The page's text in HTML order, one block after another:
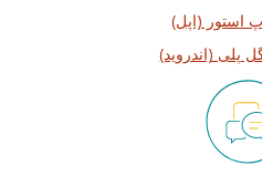
استور (اپل)
پلی (اندروید)